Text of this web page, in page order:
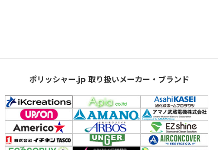
ポリッシャー.jp 取り扱いメーカー・ブランド